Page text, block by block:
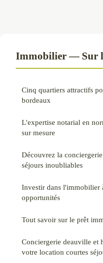
Immobilier — Sur
Cinq quartiers attractifs
bordeaux
L'expertise notarial en
sur mesure
Découvrez la
séjours inoubliables
Investir dans l'immobilier
opportunités
Tout savoir sur le prêt
Conciergerie deauville et
votre location courtes